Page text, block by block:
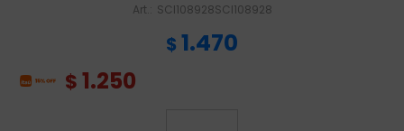
SCI108928SCI108928
$ 1.470
$ 1.250